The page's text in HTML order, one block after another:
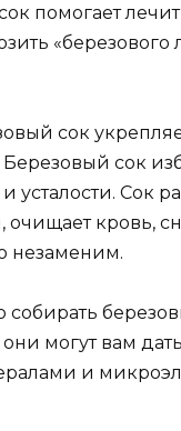
помогает
«березового
сок
сок
усталости. Сок
кровь,
незаменим.
могут вам
и